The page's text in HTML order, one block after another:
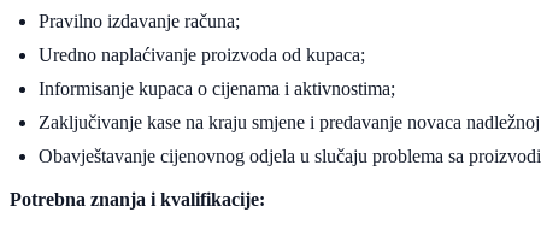
Pravilno izdavanje računa;
Uredno naplaćivanje proizvoda od kupaca;
Informisanje kupaca o cijenama i aktivnostima;
Zaključivanje kase na kraju smjene i predavanje novaca
Obavještavanje cijenovnog odjela u slučaju problema sa
Potrebna znanja i kvalifikacije: